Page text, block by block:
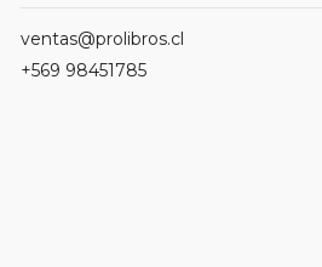
ventas@prolibros.cl
+569 98451785